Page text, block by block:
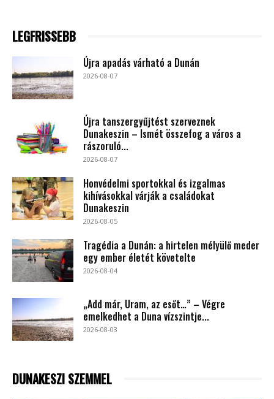
LEGFRISSEBB
Újra apadás várható a Dunán
2026-08-07
Újra tanszergyűjtést szerveznek
Dunakeszin – Ismét összefog a város a
rászoruló...
2026-08-07
Honvédelmi sportokkal és izgalmas
kihívásokkal várják a családokat
Dunakeszin
2026-08-05
Tragédia a Dunán: a hirtelen mélyülő meder
egy ember életét követelte
2026-08-04
„Add már, Uram, az esőt…” – Végre
emelkedhet a Duna vízszintje...
2026-08-03
DUNAKESZI SZEMMEL